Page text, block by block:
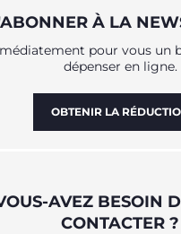
À LA
pour vous un
dépenser en ligne.
OBTENIR LA
AVEZ BESOIN
CONTACTER ?